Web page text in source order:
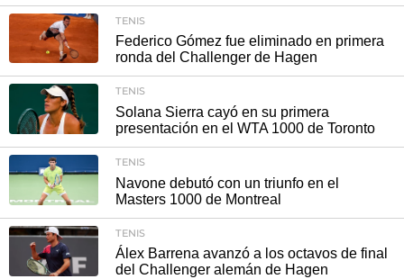
TENIS
Federico Gómez fue eliminado en primera
ronda del Challenger de Hagen
TENIS
Solana Sierra cayó en su primera
presentación en el WTA 1000 de Toronto
TENIS
Navone debutó con un triunfo en el
Masters 1000 de Montreal
TENIS
Álex Barrena avanzó a los octavos de final
del Challenger alemán de Hagen